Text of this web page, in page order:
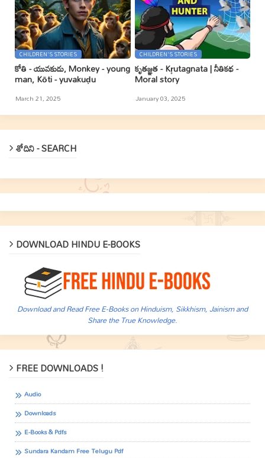
CHILDREN'S STORIES
కోతి - యువకుడు, Monkey - young
man, Kōti - yuvakuḍu
March 21, 2025
CHILDREN'S STORIES
కృతజ్ఞత - Kr̥utagnata | నీతికథ -
Moral story
January 03, 2025
శోదిని - SEARCH
DOWNLOAD HINDU E-BOOKS
Download and Read Free E-Books on Hinduism, Sikkhism, Jainism and
Share the True Knowledge.
FREE DOWNLOADS !
Audio
Downloads
E-Books & Pdfs
Sundara Kandam Free Telugu Pdf